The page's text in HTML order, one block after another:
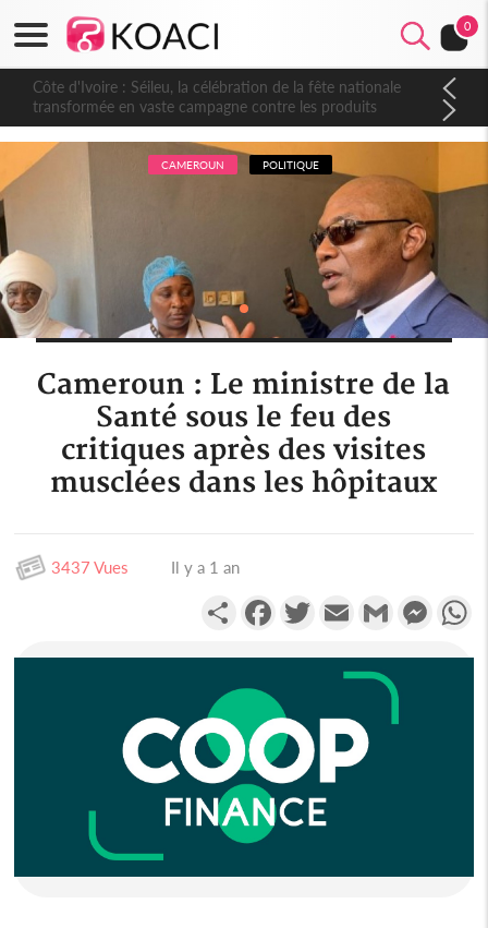
0
Côte d'Ivoire : Séileu, la célébration de la fête nationale
transformée en vaste campagne contre les produits
dépigmentants dangereux
CAMEROUN POLITIQUE
Cameroun : Le ministre de la
Santé sous le feu des
critiques après des visites
musclées dans les hôpitaux
3437 Vues Il y a 1 an
PartagerFacebookTwitterEmail Gmail